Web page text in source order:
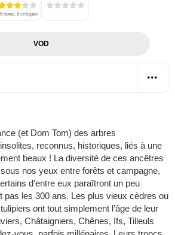
notes, 8 critiques
VOD
(et Dom Tom) des arbres
reconnus, historiques, liés à une
beaux ! La diversité de ces ancêtres
nos yeux entre forêts et campagne,
d’entre eux paraîtront un peu
pas les 300 ans. Les plus vieux cèdres ou
ont tout simplement l’âge de leur
Châtaigniers, Chênes, Ifs, Tilleuls